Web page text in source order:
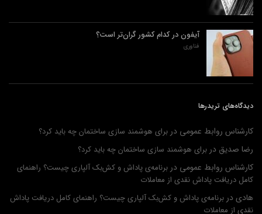
آیفون در کدام کشور گران‌تر است؟
فناوری
دیدگاه‌های تریدرها
کارشناس روابط عمومی در برای هوشمند سازی ساختمان چه باید کرد؟
رضا صدیق در برای هوشمند سازی ساختمان چه باید کرد؟
کارشناس روابط عمومی در برنامه‌ی پاداش و کش‌بک آلپاری چیست؟ راهنمای
کامل دریافت پاداش نقدی از معاملات
هادی در برنامه‌ی پاداش و کش‌بک آلپاری چیست؟ راهنمای کامل دریافت پاداش
نقدی از معاملات